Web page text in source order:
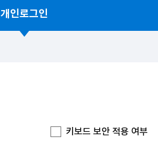
개인로그인
키보드 보안 적용 여부